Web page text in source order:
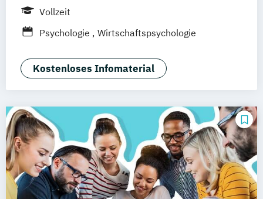
Vollzeit
Psychologie
Wirtschaftspsychologie
Kostenloses Infomaterial